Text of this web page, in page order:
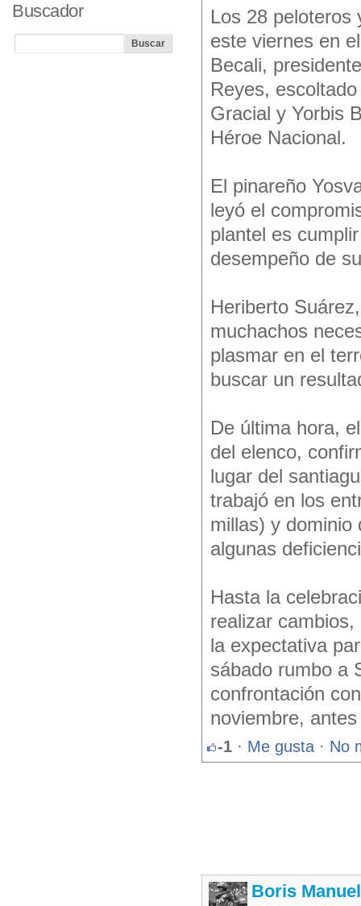
Los 28 peloteros
este viernes en
Becali,
Reyes,
Gracial y Yorbis
Héroe Nacional.
El pinareño
leyó el
plantel es
desempeño de
Heriberto
muchachos
plasmar en el
buscar un
De última hora,
del elenco,
lugar del
trabajó en los
millas) y dominio
algunas
Hasta la
realizar
la expectativa
sábado rumbo a
confrontación
noviembre,
-1 · Me gusta · No
Boris
Buscador